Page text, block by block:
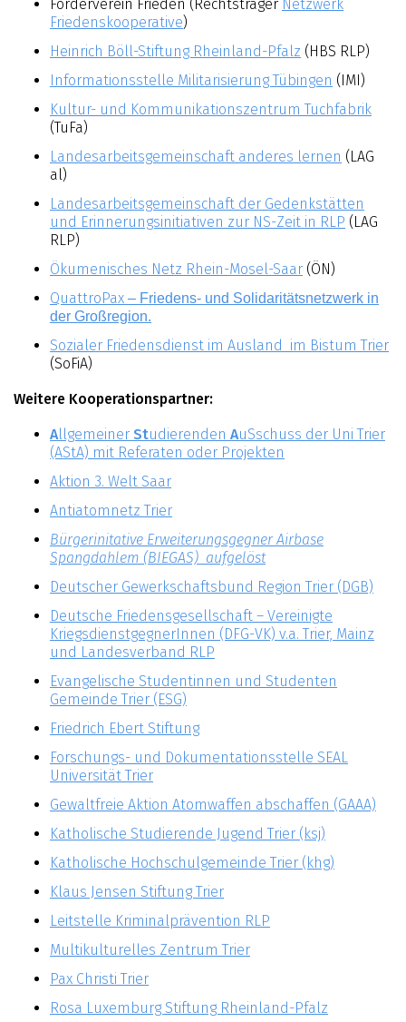
Förderverein Frieden (Rechtsträger Netzwerk
Friedenskooperative)
Heinrich Böll-Stiftung Rheinland-Pfalz (HBS RLP)
Informationsstelle Militarisierung Tübingen (IMI)
Kultur- und Kommunikationszentrum Tuchfabrik
(TuFa)
Landesarbeitsgemeinschaft anderes lernen (LAG
al)
Landesarbeitsgemeinschaft der Gedenkstätten
und Erinnerungsinitiativen zur NS-Zeit in RLP (LAG
RLP)
Ökumenisches Netz Rhein-Mosel-Saar (ÖN)
QuattroPax – Friedens- und Solidaritätsnetzwerk in
der Großregion.
Sozialer Friedensdienst im Ausland im Bistum Trier
(SoFiA)
Weitere Kooperationspartner:
Allgemeiner Studierenden AuSschuss der Uni Trier
(AStA) mit Referaten oder Projekten
Aktion 3. Welt Saar
Antiatomnetz Trier
Bürgerinitative Erweiterungsgegner Airbase
Spangdahlem (BIEGAS) aufgelöst
Deutscher Gewerkschaftsbund Region Trier (DGB)
Deutsche Friedensgesellschaft – Vereinigte
KriegsdienstgegnerInnen (DFG-VK) v.a. Trier, Mainz
und Landesverband RLP
Evangelische Studentinnen und Studenten
Gemeinde Trier (ESG)
Friedrich Ebert Stiftung
Forschungs- und Dokumentationsstelle SEAL
Universität Trier
Gewaltfreie Aktion Atomwaffen abschaffen (GAAA)
Katholische Studierende Jugend Trier (ksj)
Katholische Hochschulgemeinde Trier (khg)
Klaus Jensen Stiftung Trier
Leitstelle Kriminalprävention RLP
Multikulturelles Zentrum Trier
Pax Christi Trier
Rosa Luxemburg Stiftung Rheinland-Pfalz